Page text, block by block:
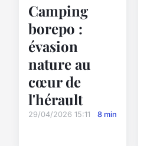
Camping
borepo :
évasion
nature au
cœur de
l'hérault
29/04/2026 15:11 8 min